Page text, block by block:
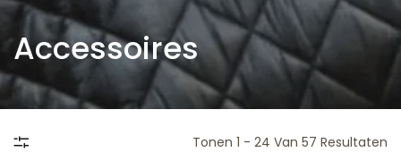
Accessoires
Tonen 1 - 24 Van 57 Resultaten